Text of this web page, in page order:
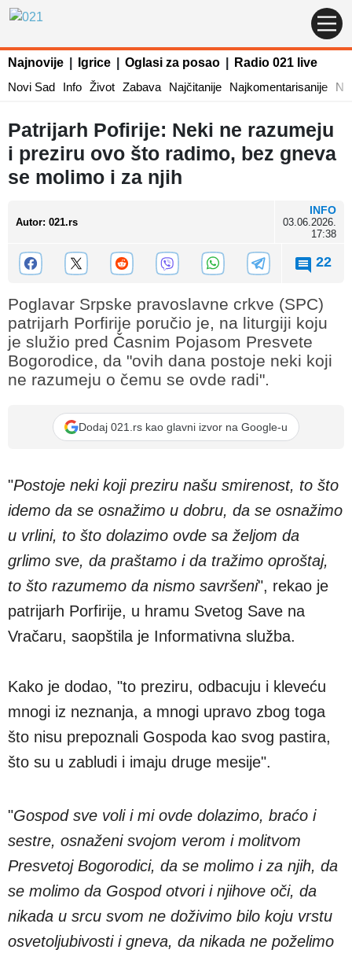
Najnovije Igrice Oglasi za posao
Radio 021 live
Novi Sad
Info Život Zabava Najčitanije Najkomentarisanije
Patrijarh Pofirije: Neki ne razumeju
i preziru ovo što radimo, bez gneva
se molimo i za njih
Autor: 021.rs
INFO
03.06.2026.
17:38
22
Poglavar Srpske pravoslavne crkve (SPC)
patrijarh Porfirije poručio je, na liturgiji koju
je služio pred Časnim Pojasom Presvete
Bogorodice, da "ovih dana postoje neki koji
ne razumeju o čemu se ovde radi".
Dodaj 021.rs kao glavni izvor na Google-u
"Postoje neki koji preziru našu smirenost, to što
idemo da se osnažimo u dobru, da se osnažimo
u vrlini, to što dolazimo ovde sa željom da
grlimo sve, da praštamo i da tražimo oproštaj,
to što razumemo da nismo savršeni", rekao je
patrijarh Porfirije, u hramu Svetog Save na
Vračaru, saopštila je Informativna služba.
Kako je dodao, "to preziru, odbacuju i kleveću
mnogi iz neznanja, a mnogi upravo zbog toga
što nisu prepoznali Gospoda kao svog pastira,
što su u zabludi i imaju druge mesije".
"Gospod sve voli i mi ovde dolazimo, braćo i
sestre, osnaženi svojom verom i molitvom
Presvetoj Bogorodici, da se molimo i za njih, da
se molimo da Gospod otvori i njihove oči, da
nikada u srcu svom ne doživimo bilo koju vrstu
osvetoljubivosti i gneva, da nikada ne poželimo